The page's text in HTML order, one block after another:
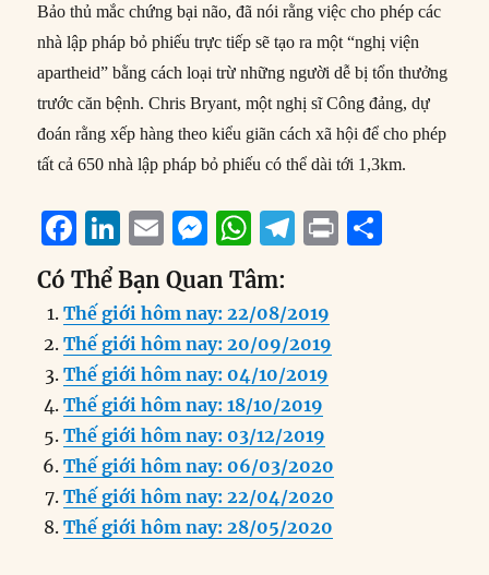
Bảo thủ mắc chứng bại não, đã nói rằng việc cho phép các
nhà lập pháp bỏ phiếu trực tiếp sẽ tạo ra một “nghị viện
apartheid” bằng cách loại trừ những người dễ bị tổn thưởng
trước căn bệnh. Chris Bryant, một nghị sĩ Công đảng, dự
đoán rằng xếp hàng theo kiểu giãn cách xã hội để cho phép
tất cả 650 nhà lập pháp bỏ phiếu có thể dài tới 1,3km.
F
a
c
e
b
o
o
k
Li
n
k
e
d
I
n
E
m
ai
l
M
ss
e
n
g
er
W
h
at
s
A
p
p
T
e
g
r
a
m
P
Có Thể Bạn Quan Tâm:
Thế giới hôm nay: 22/08/2019
Thế giới hôm nay: 20/09/2019
Thế giới hôm nay: 04/10/2019
Thế giới hôm nay: 18/10/2019
Thế giới hôm nay: 03/12/2019
Thế giới hôm nay: 06/03/2020
Thế giới hôm nay: 22/04/2020
Thế giới hôm nay: 28/05/2020